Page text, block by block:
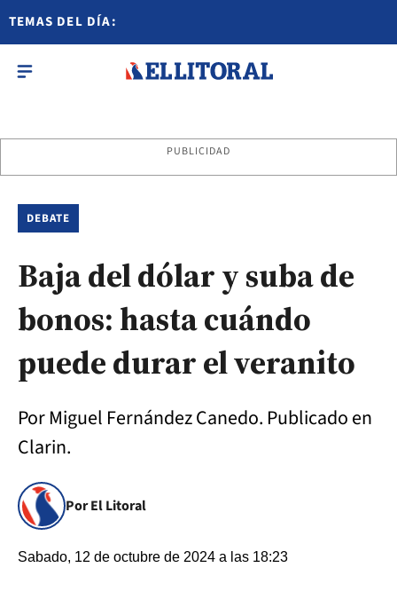
TEMAS DEL DÍA:
PUBLICIDAD
DEBATE
Baja del dólar y suba de
bonos: hasta cuándo
puede durar el veranito
Por Miguel Fernández Canedo. Publicado en
Clarin.
Por El Litoral
Sabado, 12 de octubre de 2024 a las 18:23